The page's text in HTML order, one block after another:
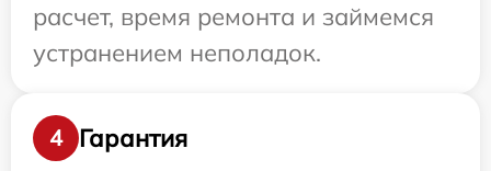
расчет, время ремонта и займемся
устранением неполадок.
4
Гарантия